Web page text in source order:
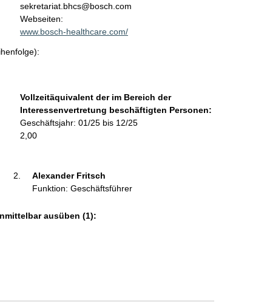
n
t
a
t
f
o
r
m
sekretariat.bhcs@bosch.com
Webseiten:
www.bosch-healthcare.com/
Vollzeitäquivalent der im Bereich der
Interessenvertretung beschäftigten Personen:
Geschäftsjahr: 01/25 bis 12/25
2,00
Alexander Fritsch
Funktion: Geschäftsführer
ausüben (1):